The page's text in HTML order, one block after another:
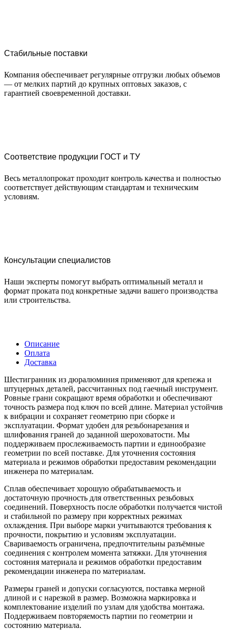
Стабильные поставки
Компания обеспечивает регулярные отгрузки любых объемов
— от мелких партий до крупных оптовых заказов, с
гарантией своевременной доставки.
Соответствие продукции ГОСТ и ТУ
Весь металлопрокат проходит контроль качества и полностью
соответствует действующим стандартам и техническим
условиям.
Консультации специалистов
Наши эксперты помогут выбрать оптимальный металл и
формат проката под конкретные задачи вашего производства
или строительства.
Описание
Оплата
Доставка
Шестигранник из дюралюминия применяют для крепежа и
штуцерных деталей, рассчитанных под гаечный инструмент.
Ровные грани сокращают время обработки и обеспечивают
точность размера под ключ по всей длине. Материал устойчив
к вибрации и сохраняет геометрию при сборке и
эксплуатации. Формат удобен для резьбонарезания и
шлифования граней до заданной шероховатости. Мы
поддерживаем прослеживаемость партии и единообразие
геометрии по всей поставке. Для уточнения состояния
материала и режимов обработки предоставим рекомендации
инженера по материалам.
Сплав обеспечивает хорошую обрабатываемость и
достаточную прочность для ответственных резьбовых
соединений. Поверхность после обработки получается чистой
и стабильной по размеру при корректных режимах
охлаждения. При выборе марки учитываются требования к
прочности, покрытию и условиям эксплуатации.
Свариваемость ограничена, предпочтительны разъёмные
соединения с контролем момента затяжки. Для уточнения
состояния материала и режимов обработки предоставим
рекомендации инженера по материалам.
Размеры граней и допуски согласуются, поставка мерной
длиной и с нарезкой в размер. Возможна маркировка и
комплектование изделий по узлам для удобства монтажа.
Поддерживаем повторяемость партии по геометрии и
состоянию материала.